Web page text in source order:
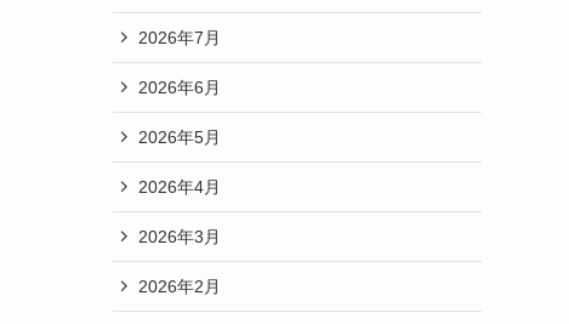
2026年7月
2026年6月
2026年5月
2026年4月
2026年3月
2026年2月